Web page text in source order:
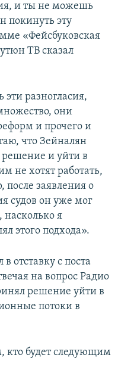
и ты не можешь
покинуть эту
«Фейсбуковская
ТВ сказал
разногласия,
они
и прочего и
что Зейналян
и уйти в
не хотят работать,
после заявления о
судов он уже мог
насколько я
этого подхода».
отставку с поста
на вопрос Радио
решение уйти в
потоки в
кто будет следующим